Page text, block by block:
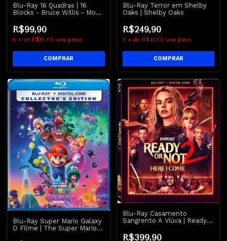
Blu-Ray 16 Quadras | 16
Blocks - Bruce Willis - Mos
R$99,90
6 x de R$16,65 sem juros
Blu-Ray Terror em Shelby
Oaks | Shelby Oaks
R$249,90
6 x de R$41,65 sem juros
Blu-Ray Super Mario Galaxy
O Filme | The Super Mario
Blu-Ray Casamento
Sangrento A Viúva | Ready
R$399,90